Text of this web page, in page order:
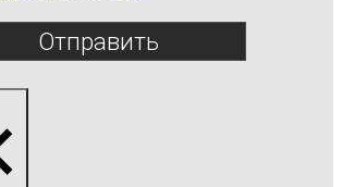
Отправить